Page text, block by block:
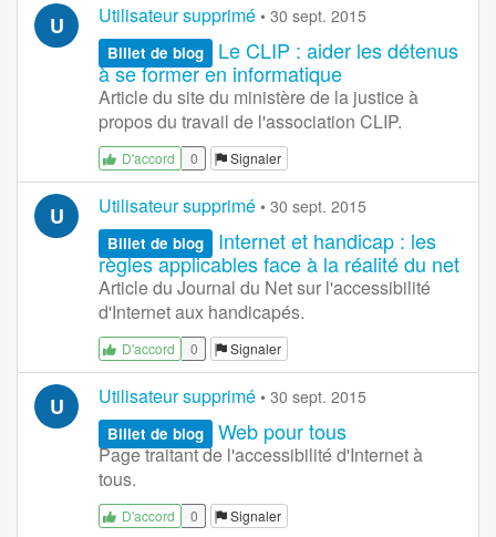
U Utilisateur supprimé • 30 sept. 2015
Billet de blog
Le CLIP : aider les détenus
à se former en informatique
Article du site du ministère de la justice à
propos du travail de l'association CLIP.
D'accord 0 Signaler
U Utilisateur supprimé • 30 sept. 2015
Billet de blog
Internet et handicap : les
règles applicables face à la réalité du net
Article du Journal du Net sur l'accessibilité
d'Internet aux handicapés.
D'accord 0 Signaler
U Utilisateur supprimé • 30 sept. 2015
Billet de blog Web pour tous
Page traitant de l'accessibilité d'Internet à
tous.
D'accord 0 Signaler